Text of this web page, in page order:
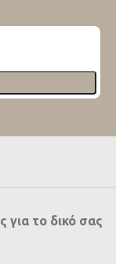
για το δικό σας